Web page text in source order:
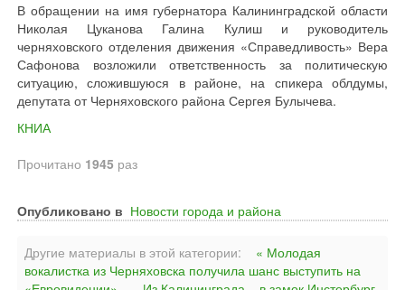
В обращении на имя губернатора Калининградской области
Николая Цуканова Галина Кулиш и руководитель
черняховского отделения движения «Справедливость» Вера
Сафонова возложили ответственность за политическую
ситуацию, сложившуюся в районе, на спикера облдумы,
депутата от Черняховского района Сергея Булычева.
КНИА
Прочитано 1945 раз
Опубликовано в Новости города и района
Другие материалы в этой категории:
« Молодая
вокалистка из Черняховска получила шанс выступить на